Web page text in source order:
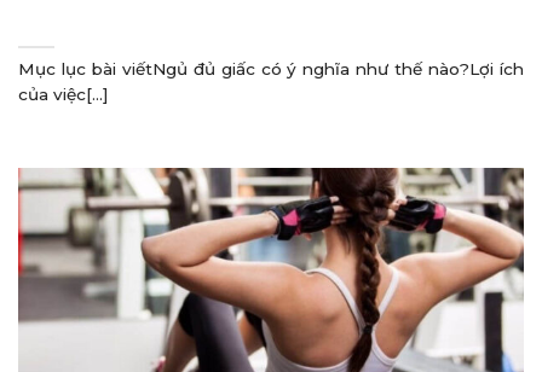
Mục lục bài viếtNgủ đủ giấc có ý nghĩa như thế nào?Lợi ích
của việc[...]